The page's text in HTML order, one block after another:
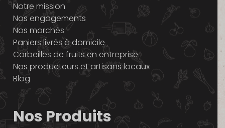
Notre mission
Nos engagements
Nos marchés
Paniers livrés à domicile
Corbeilles de fruits en entreprise
Nos producteurs et artisans locaux
Blog
Nos Produits